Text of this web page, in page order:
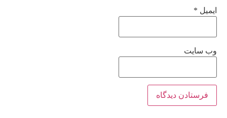
ایمیل *
وب‌ سایت